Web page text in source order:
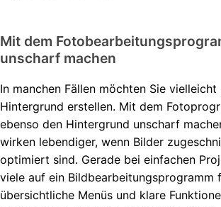
Mit dem
unscharf machen
In manchen Fällen möchten Sie
Hintergrund erstellen. Mit dem
ebenso den Hintergrund unscharf
wirken lebendiger, wenn Bilder
optimiert sind. Gerade bei einfachen
viele auf ein Bildbearbeitungsprogramm
übersichtliche Menüs und klare